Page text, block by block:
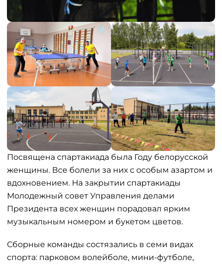
Посвящена спартакиада была Году белорусской
женщины. Все болели за них с особым азартом и
вдохновением. На закрытии спартакиады
Молодежный совет Управления делами
Президента всех женщин порадовал ярким
музыкальным номером и букетом цветов.
Сборные команды состязались в семи видах
спорта: парковом волейболе, мини-футболе,